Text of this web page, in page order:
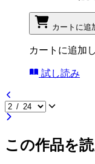
カートに追
カートに追加
試し読み
この作品を